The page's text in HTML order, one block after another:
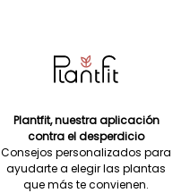
Plantfit, nuestra aplicación
contra el desperdicio
Consejos personalizados para
ayudarte a elegir las plantas
que más te convienen.